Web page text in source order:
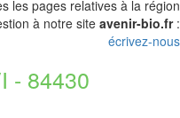
les pages relatives à la région
à notre site avenir-bio.fr:
écrivez-nous
- 84430